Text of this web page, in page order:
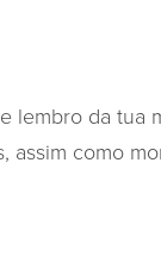
lembro da tua
assim como